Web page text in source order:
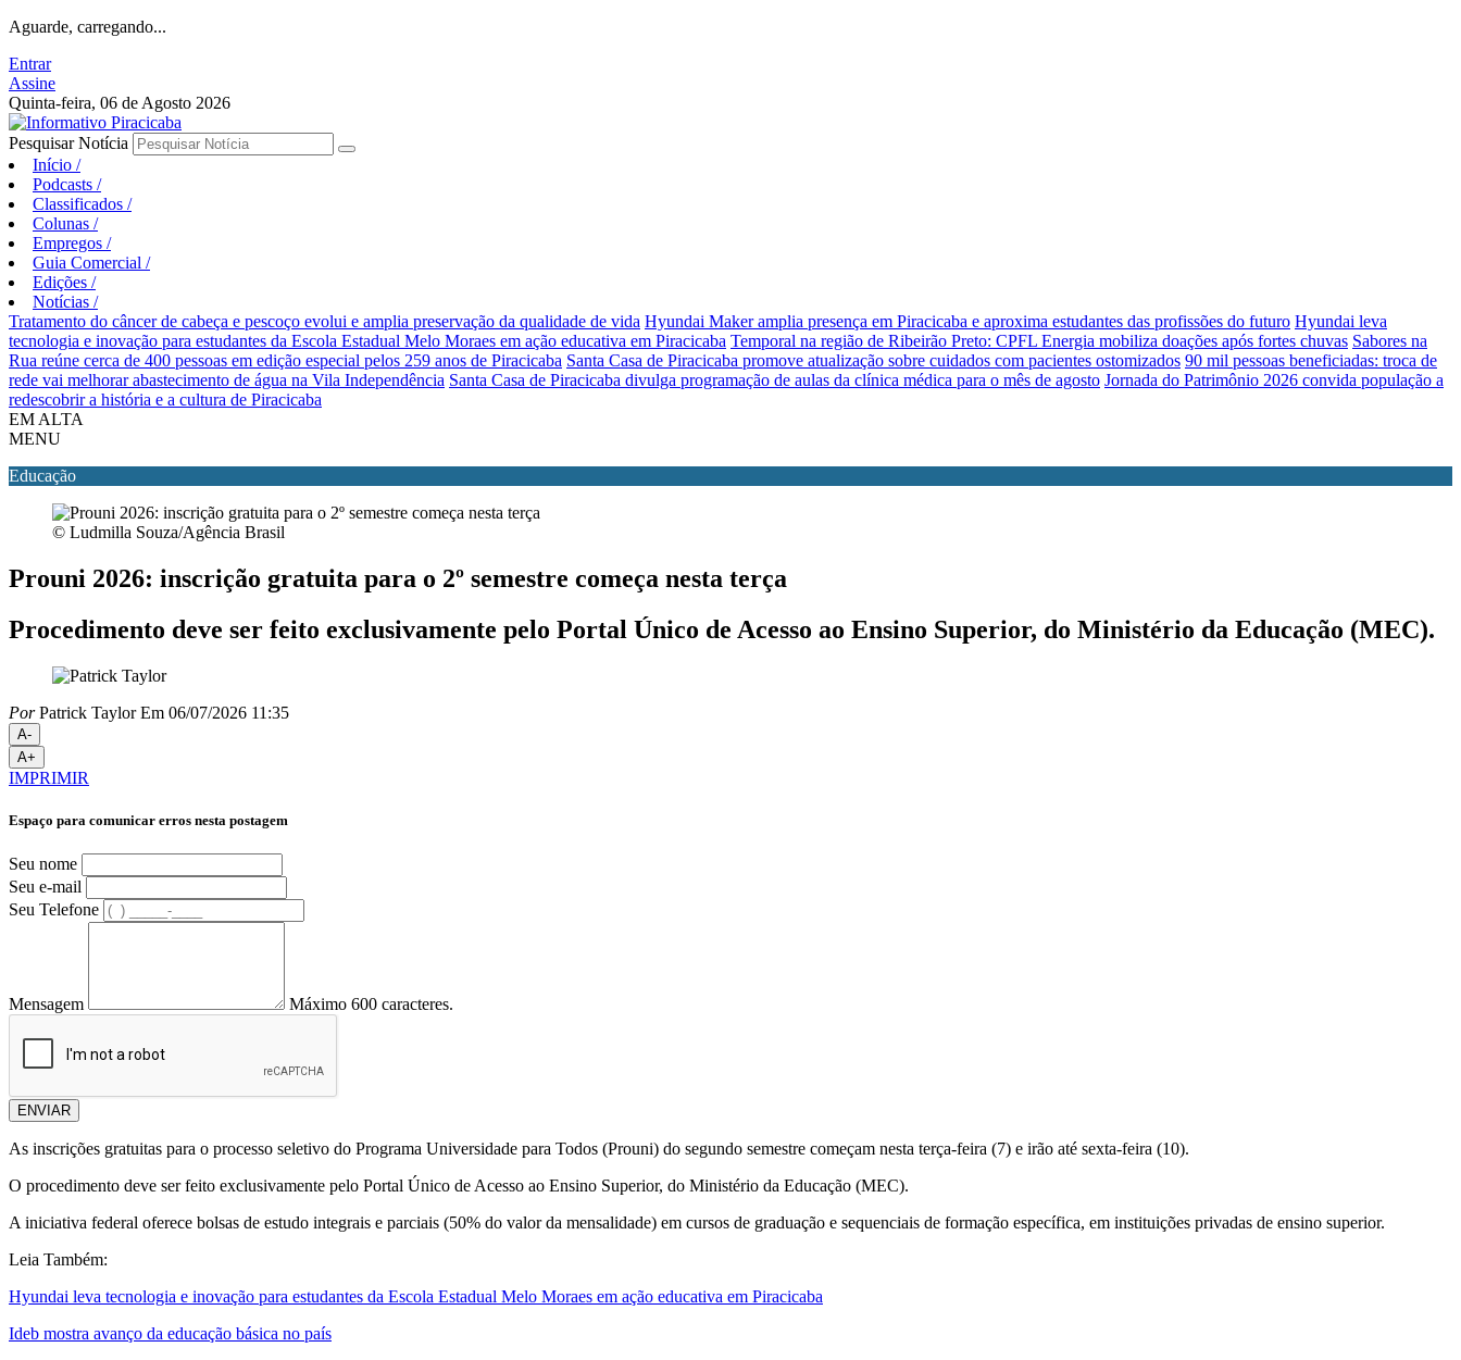
Aguarde, carregando...
Entrar
Assine
Quinta-feira, 06 de Agosto 2026
Pesquisar Notícia
Início /
Podcasts /
Classificados /
Colunas /
Empregos /
Guia Comercial /
Edições /
Notícias /
Tratamento do câncer de cabeça e pescoço evolui e amplia preservação da qualidade de vida Hyundai Maker amplia presença em Piracicaba e aproxima estudantes das profissões do futuro Hyundai leva
tecnologia e inovação para estudantes da Escola Estadual Melo Moraes em ação educativa em Piracicaba Temporal na região de Ribeirão Preto: CPFL Energia mobiliza doações após fortes chuvas Sabores na
Rua reúne cerca de 400 pessoas em edição especial pelos 259 anos de Piracicaba Santa Casa de Piracicaba promove atualização sobre cuidados com pacientes ostomizados 90 mil pessoas beneficiadas: troca de
rede vai melhorar abastecimento de água na Vila Independência Santa Casa de Piracicaba divulga programação de aulas da clínica médica para o mês de agosto Jornada do Patrimônio 2026 convida população a
redescobrir a história e a cultura de Piracicaba
EM ALTA
MENU
Educação
© Ludmilla Souza/Agência Brasil
Prouni 2026: inscrição gratuita para o 2º semestre começa nesta terça
Procedimento deve ser feito exclusivamente pelo Portal Único de Acesso ao Ensino Superior, do Ministério da Educação (MEC).
PorPatrick Taylor Em 06/07/2026 11:35
A-
A+
IMPRIMIR
Espaço para comunicar erros nesta postagem
Seu nome
Seu e-mail
Seu Telefone
Mensagem Máximo 600 caracteres.
ENVIAR
As inscrições gratuitas para o processo seletivo do Programa Universidade para Todos (Prouni) do segundo semestre começam nesta terça-feira (7) e irão até sexta-feira (10).
O procedimento deve ser feito exclusivamente pelo Portal Único de Acesso ao Ensino Superior, do Ministério da Educação (MEC).
A iniciativa federal oferece bolsas de estudo integrais e parciais (50% do valor da mensalidade) em cursos de graduação e sequenciais de formação específica, em instituições privadas de ensino superior.
Leia Também:
Hyundai leva tecnologia e inovação para estudantes da Escola Estadual Melo Moraes em ação educativa em Piracicaba
Ideb mostra avanço da educação básica no país